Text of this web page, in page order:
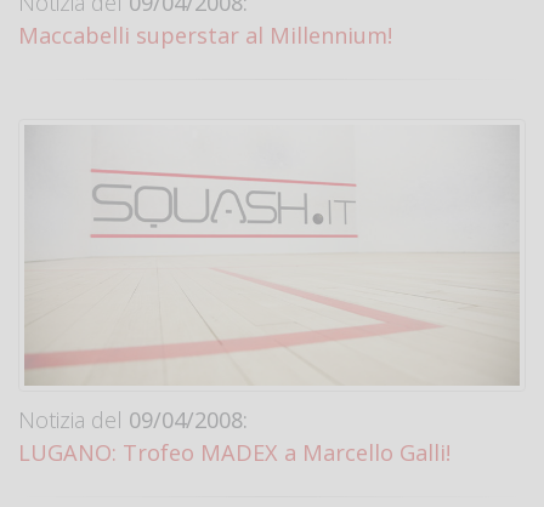
Maccabelli superstar al Millennium!
Notizia del 09/04/2008:
LUGANO: Trofeo MADEX a Marcello Galli!